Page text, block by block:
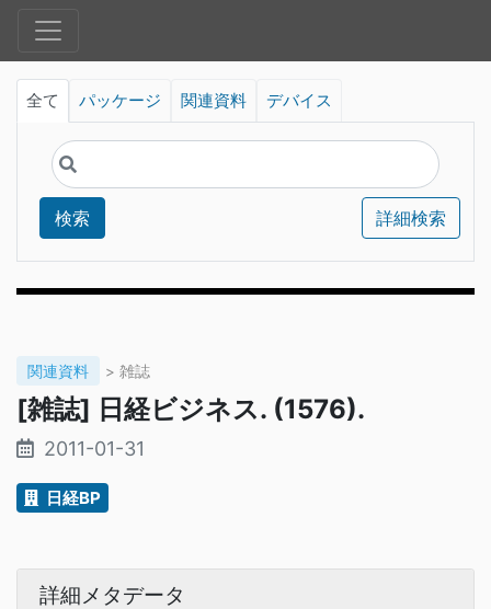
全て パッケージ 関連資料 デバイス
検索 詳細検索
関連資料 > 雑誌
[雑誌] 日経ビジネス. (1576).
2011-01-31
日経BP
詳細メタデータ